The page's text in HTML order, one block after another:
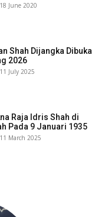
18 June 2020
Shah Dijangka Dibuka
2026
11 July 2025
Raja Idris Shah di
Pada 9 Januari 1935
11 March 2025